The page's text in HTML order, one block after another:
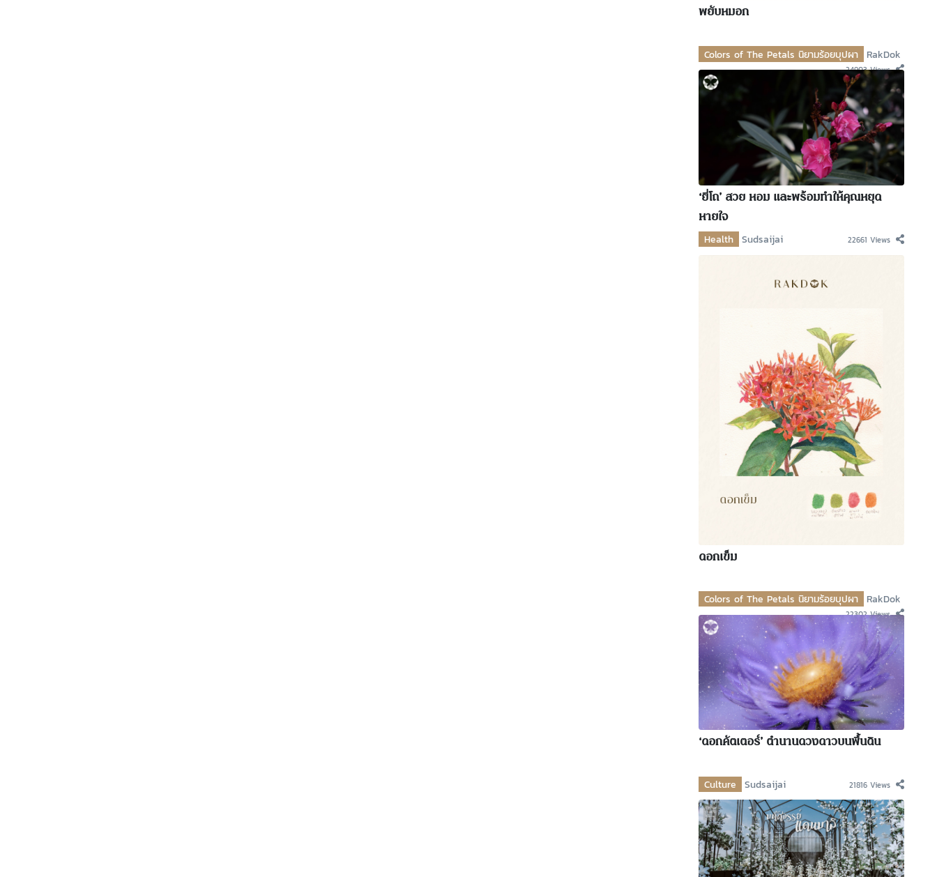
พยับหมอก
Colors of The Petals นิยามร้อยบุปผา RakDok
24903 Views
‘ยี่โถ’ สวย หอม และพร้อมทำให้คุณหยุด
หายใจ
Health Sudsaijai 22661 Views
ดอกเข็ม
Colors of The Petals นิยามร้อยบุปผา RakDok
22302 Views
‘ดอกคัตเตอร์’ ตำนานดวงดาวบนพื้นดิน
Culture Sudsaijai 21816 Views